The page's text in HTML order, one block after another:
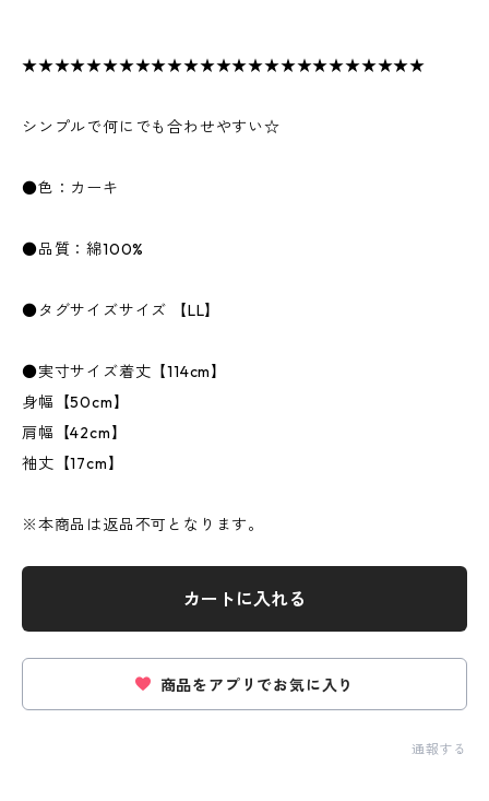
★★★★★★★★★★★★★★★★★★★★★★★★★
シンプルで何にでも合わせやすい☆
●色：カーキ
●品質：綿100%
●タグサイズサイズ 【LL】
●実寸サイズ着丈【114cm】
身幅【50cm】
肩幅【42cm】
袖丈【17cm】
※本商品は返品不可となります。
カートに入れる
商品をアプリでお気に入り
通報する